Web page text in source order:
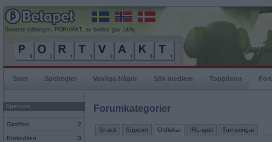
Senaste rullningen, PORtVAKT, av berlioz gav 140p
Start Spelregler Vanliga frågor Sök medlem Topplistor
Spelrum
Giraffen 2
Krokodilen 0
Forumkategorier
Snack Support Ordlekar IRL-spel Turneringar